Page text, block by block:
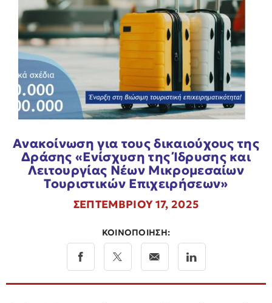
Ανακοίνωση για τους δικαιούχους της
Δράσης «Ενίσχυση της Ίδρυσης και
Λειτουργίας Νέων Μικρομεσαίων
Τουριστικών Επιχειρήσεων»
ΣΕΠΤΕΜΒΡΙΟΥ 17, 2025
ΚΟΙΝΟΠΟΙΗΣΗ: